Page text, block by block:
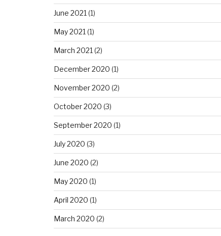
June 2021 (1)
May 2021 (1)
March 2021 (2)
December 2020 (1)
November 2020 (2)
October 2020 (3)
September 2020 (1)
July 2020 (3)
June 2020 (2)
May 2020 (1)
April 2020 (1)
March 2020 (2)